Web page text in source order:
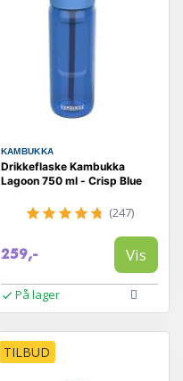
KAMBUKKA
Drikkeflaske Kambukka
Lagoon 750 ml - Crisp Blue
(247)
259,- Vis
På lager
TILBUD